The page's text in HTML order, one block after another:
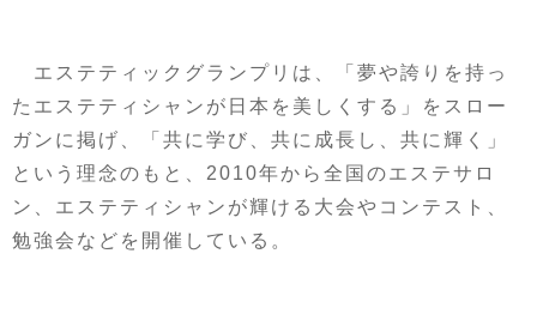
エステティックグランプリは、「夢や誇りを持っ
たエステティシャンが日本を美しくする」をスロー
ガンに掲げ、「共に学び、共に成長し、共に輝く」
という理念のもと、2010年から全国のエステサロ
ン、エステティシャンが輝ける大会やコンテスト、
勉強会などを開催している。